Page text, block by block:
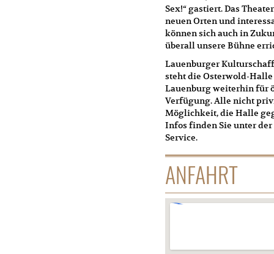
Sex!“ gastiert. Das
neuen Orten und
können sich auch in
überall unsere Bühne
Lauenburger
steht die Osterwold-
Lauenburg weiterhin für
Verfügung. Alle nicht
Möglichkeit, die Halle
Infos finden Sie unter
Service.
ANFAHRT